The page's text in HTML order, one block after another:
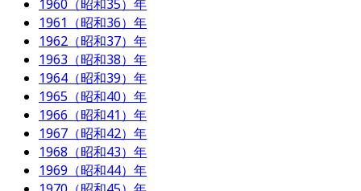
1960（昭和35）年
1961（昭和36）年
1962（昭和37）年
1963（昭和38）年
1964（昭和39）年
1965（昭和40）年
1966（昭和41）年
1967（昭和42）年
1968（昭和43）年
1969（昭和44）年